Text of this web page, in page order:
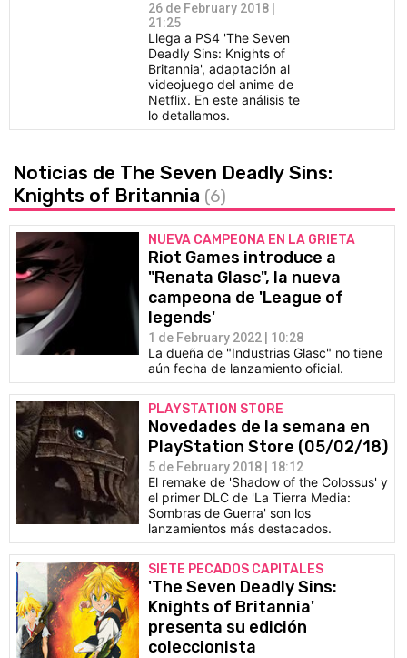
26 de February 2018 |
21:25
Llega a PS4 'The Seven
Deadly Sins: Knights of
Britannia', adaptación al
videojuego del anime de
Netflix. En este análisis te
lo detallamos.
Noticias de The Seven Deadly Sins:
Knights of Britannia (6)
NUEVA CAMPEONA EN LA GRIETA
Riot Games introduce a
"Renata Glasc", la nueva
campeona de 'League of
legends'
1 de February 2022 | 10:28
La dueña de "Industrias Glasc" no tiene
aún fecha de lanzamiento oficial.
PLAYSTATION STORE
Novedades de la semana en
PlayStation Store (05/02/18)
5 de February 2018 | 18:12
El remake de 'Shadow of the Colossus' y
el primer DLC de 'La Tierra Media:
Sombras de Guerra' son los
lanzamientos más destacados.
SIETE PECADOS CAPITALES
'The Seven Deadly Sins:
Knights of Britannia'
presenta su edición
coleccionista